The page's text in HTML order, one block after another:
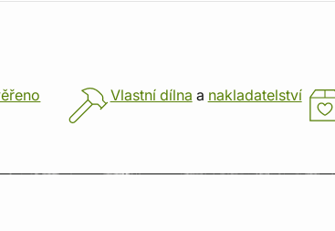
Vlastní dílna a nakladatelství